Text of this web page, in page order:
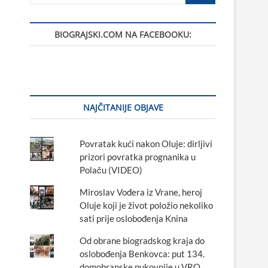
BIOGRAJSKI.COM NA FACEBOOKU:
NAJČITANIJE OBJAVE
Povratak kući nakon Oluje: dirljivi
prizori povratka prognanika u
Polaču (VIDEO)
Miroslav Vođera iz Vrane, heroj
Oluje koji je život položio nekoliko
sati prije oslobođenja Knina
Od obrane biogradskog kraja do
oslobođenja Benkovca: put 134.